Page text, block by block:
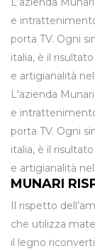
e
porta TV. Ogni
italia, è il
e artigianalità
L'azienda
e
porta TV. Ogni
italia, è il
e artigianalità
MUNARI
Il rispetto
che utilizza
il legno